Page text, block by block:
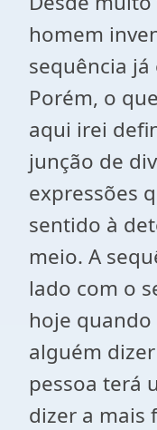
homem
sequência já
Porém, o
aqui irei
junção de
expressões
sentido à
meio. A
lado com o
hoje
alguém
pessoa terá
dizer a mais